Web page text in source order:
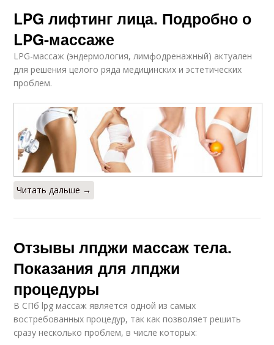
LPG лифтинг лица. Подробно о
LPG-массаже
LPG-массаж (эндермология, лимфодренажный) актуален
для решения целого ряда медицинских и эстетических
проблем.
Читать дальше →
Отзывы лпджи массаж тела.
Показания для лпджи
процедуры
В СПб lpg массаж является одной из самых
востребованных процедур, так как позволяет решить
сразу несколько проблем, в числе которых: